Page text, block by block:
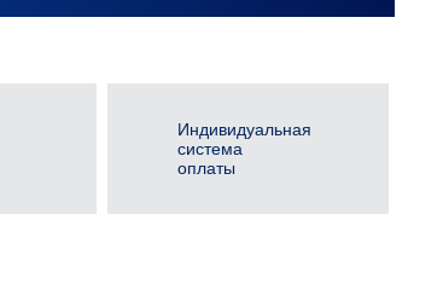
Индивидуальная
система
оплаты